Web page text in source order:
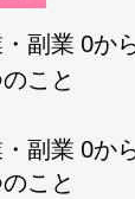
副業 0か
こと
副業 0か
こと